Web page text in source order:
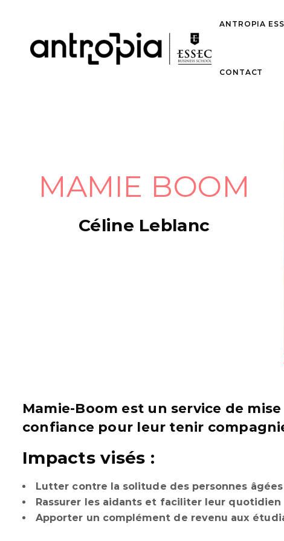
ANTROPIA
CONTACT
MAMIE BOOM
Céline Leblanc
Mamie-Boom est un service de
confiance pour leur tenir
Impacts visés :
Lutter contre la solitude des personnes
Rassurer les aidants et faciliter leur quotidien
Apporter un complément de revenu aux